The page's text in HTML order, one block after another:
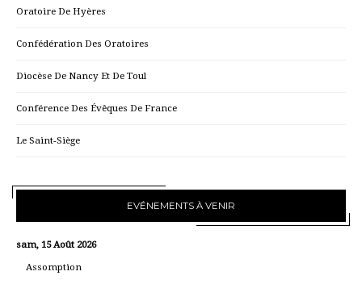
Oratoire De Hyères
Confédération Des Oratoires
Diocèse De Nancy Et De Toul
Conférence Des Évêques De France
Le Saint-Siège
EVÉNEMENTS À VENIR
sam, 15 Août 2026
Assomption